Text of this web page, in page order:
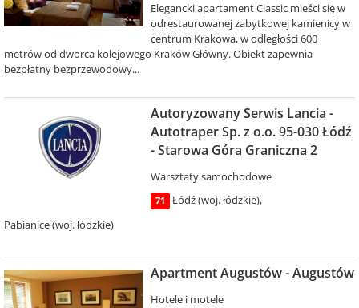
Elegancki apartament Classic mieści się w
odrestaurowanej zabytkowej kamienicy w
centrum Krakowa, w odległości 600
metrów od dworca kolejowego Kraków Główny. Obiekt zapewnia
bezpłatny bezprzewodowy...
Autoryzowany Serwis Lancia -
Autotraper Sp. z o.o. 95-030 Łódź
- Starowa Góra Graniczna 2
Warsztaty samochodowe
71 Łódź (woj. łódzkie),
Pabianice (woj. łódzkie)
Apartment Augustów - Augustów
Hotele i motele